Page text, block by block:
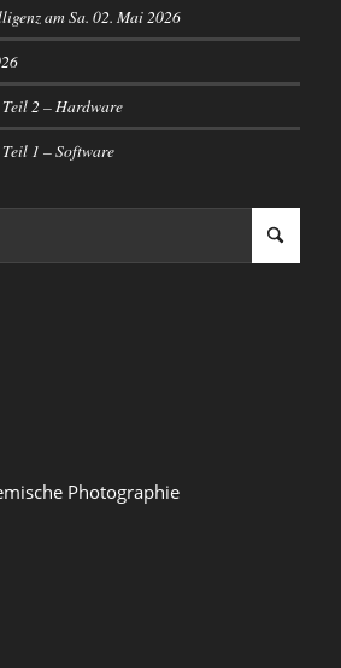
am Sa. 02. Mai 2026
2 – Hardware
1 – Software
Photographie